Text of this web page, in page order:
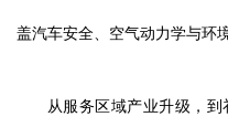
盖汽车安全、空气动力学与环
从服务区域产业升级，